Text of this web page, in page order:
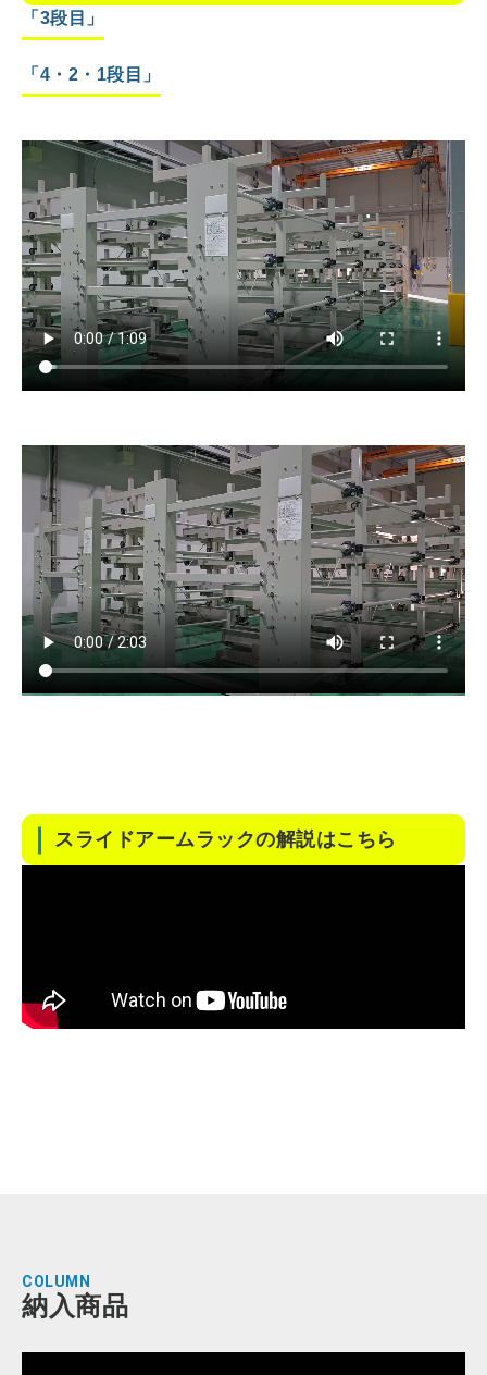
「3段目」
「4・2・1段目」
スライドアームラックの解説はこちら
COLUMN
納入商品